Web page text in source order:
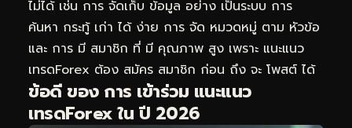
ไม่ได้ เช่น การ จัดเก็บ ข้อมูล อย่าง เป็นระบบ การ
ค้นหา กระทู้ เก่า ได้ ง่าย การ จัด หมวดหมู่ ตาม หัวข้อ
และ การ มี สมาชิก ที่ มี คุณภาพ สูง เพราะ แนะแนว
เทรดForex ต้อง สมัคร สมาชิก ก่อน ถึง จะ โพสต์ ได้
ข้อดี ของ การ เข้าร่วม แนะแนว
เทรดForex ใน ปี 2026